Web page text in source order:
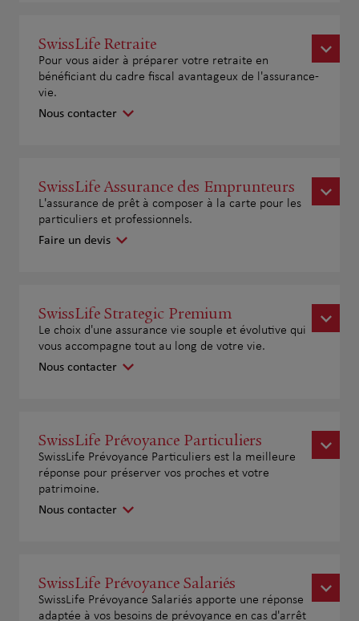
SwissLife Retraite
Pour vous aider à préparer votre retraite en
bénéficiant du cadre fiscal avantageux de l'assurance-
vie.
Nous contacter
SwissLife Assurance des Emprunteurs
L'assurance de prêt à composer à la carte pour les
particuliers et professionnels.
Faire un devis
SwissLife Strategic Premium
Le choix d'une assurance vie souple et évolutive qui
vous accompagne tout au long de votre vie.
Nous contacter
SwissLife Prévoyance Particuliers
SwissLife Prévoyance Particuliers est la meilleure
réponse pour préserver vos proches et votre
patrimoine.
Nous contacter
SwissLife Prévoyance Salariés
SwissLife Prévoyance Salariés apporte une réponse
adaptée à vos besoins de prévoyance en cas d'arrêt